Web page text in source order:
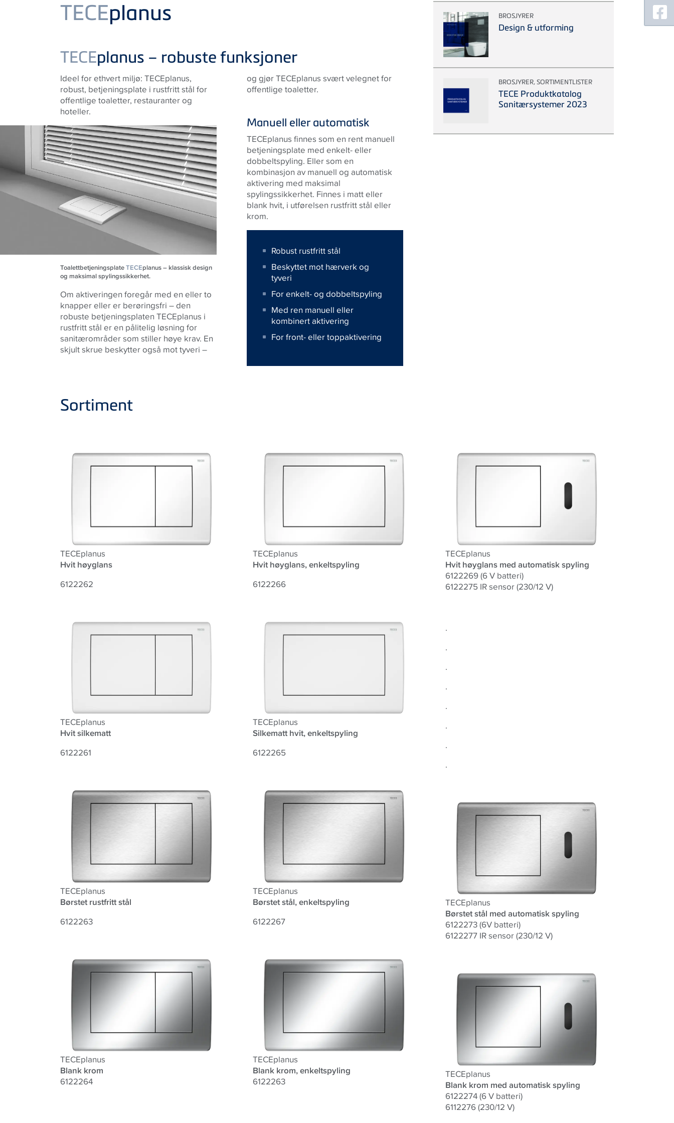
TECEplanus
TECEplanus – robuste funksjoner
Ideel for ethvert miljø: TECEplanus,
robust, betjeningsplate i rustfritt stål for
offentlige toaletter, restauranter og
hoteller.
ToalettbetjeningsplateTECEplanus – klassisk design
og maksimal spylingssikkerhet.
Om aktiveringen foregår med en eller to
knapper eller er berøringsfri – den
robuste betjeningsplaten TECEplanus i
rustfritt stål er en pålitelig løsning for
sanitærområder som stiller høye krav. En
skjult skrue beskytter også mot tyveri –
og gjør TECEplanus svært velegnet for
offentlige toaletter.
Manuell eller automatisk
TECEplanus finnes som en rent manuell
betjeningsplate med enkelt- eller
dobbeltspyling. Eller som en
kombinasjon av manuell og automatisk
aktivering med maksimal
spylingssikkerhet. Finnes i matt eller
blank hvit, i utførelsen rustfritt stål eller
krom.
Robust rustfritt stål
Beskyttet mot hærverk og
tyveri
For enkelt- og dobbeltspyling
Med ren manuell eller
kombinert aktivering
For front- eller toppaktivering
BROSJYRER
Design & utforming
BROSJYRER, SORTIMENTLISTER
TECE Produktkatalog
Sanitærsystemer 2023
Sortiment
TECEplanus
Hvit høyglans
6122262
TECEplanus
Hvit silkematt
6122261
TECEplanus
Børstet rustfritt stål
6122263
TECEplanus
Blank krom
6122264
TECEplanus
Hvit høyglans, enkeltspyling
6122266
TECEplanus
Silkematt hvit, enkeltspyling
6122265
TECEplanus
Børstet stål, enkeltspyling
6122267
TECEplanus
Blank krom, enkeltspyling
6122263
TECEplanus
Hvit høyglans med automatisk spyling
6122269 (6 V batteri)
6122275 IR sensor (230/12 V)
.
.
.
.
.
.
.
.
TECEplanus
Børstet stål med automatisk spyling
6122273 (6V batteri)
6122277 IR sensor (230/12 V)
TECEplanus
Blank krom med automatisk spyling
6122274 (6 V batteri)
6112276 (230/12 V)